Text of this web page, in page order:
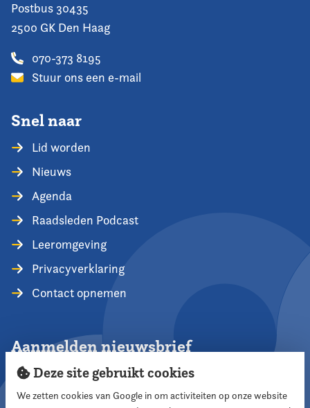
Postbus 30435
2500 GK Den Haag
070-373 8195
Stuur ons een e-mail
Snel naar
Lid worden
Nieuws
Agenda
Raadsleden Podcast
Leeromgeving
Privacyverklaring
Contact opnemen
Aanmelden nieuwsbrief
Deze site gebruikt cookies
We zetten cookies van Google in om activiteiten op onze website